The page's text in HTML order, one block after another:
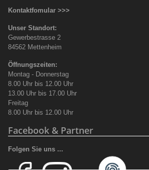
Kontaktfomular >>>
Unser Standort:
Gewerbestrasse 2
84562 Mettenheim
Öffnungszeiten:
Montag - Donnerstag
8.00 Uhr bis 12.00 Uhr
13.00 Uhr bis 17.00 Uhr
Freitag
8.00 Uhr bis 12.00 Uhr
Facebook & Partner
Folgen Sie uns ...